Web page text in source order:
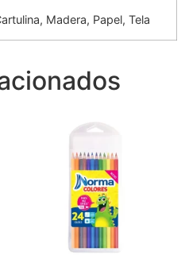
Madera, Papel, Tela